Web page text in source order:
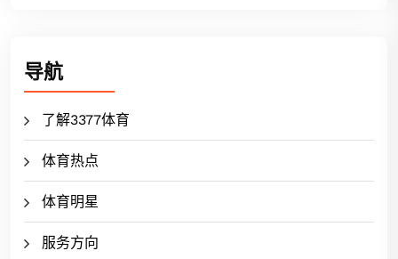
导航
了解3377体育
体育热点
体育明星
服务方向